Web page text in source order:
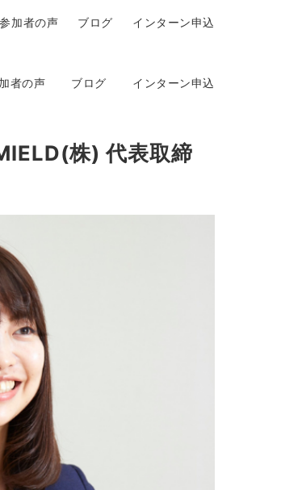
者の声 ブログ インターン申込
参加者の声 ブログ インターン申込
株) 代表取締